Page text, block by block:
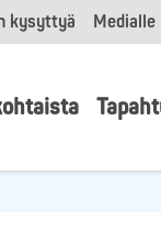
kysyttyä Medialle